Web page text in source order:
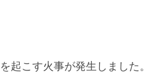
起こす火事が発生しました。